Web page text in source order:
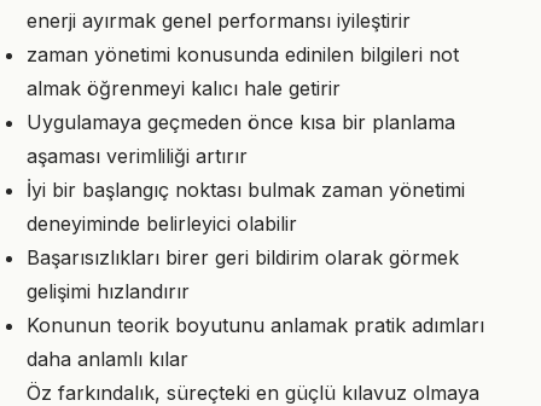
enerji ayırmak genel performansı iyileştirir
zaman yönetimi konusunda edinilen bilgileri not
almak öğrenmeyi kalıcı hale getirir
Uygulamaya geçmeden önce kısa bir planlama
aşaması verimliliği artırır
İyi bir başlangıç noktası bulmak zaman yönetimi
deneyiminde belirleyici olabilir
Başarısızlıkları birer geri bildirim olarak görmek
gelişimi hızlandırır
Konunun teorik boyutunu anlamak pratik adımları
daha anlamlı kılar
Öz farkındalık, süreçteki en güçlü kılavuz olmaya